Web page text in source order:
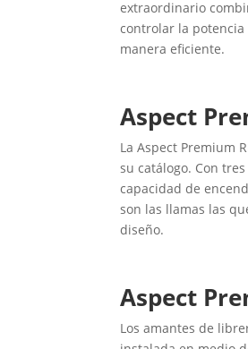
extraordinario
controlar la
manera eficiente.
Aspect
La Aspect Premium
su catálogo. Con
capacidad de
son las llamas las
diseño.
Aspect
Los amantes de